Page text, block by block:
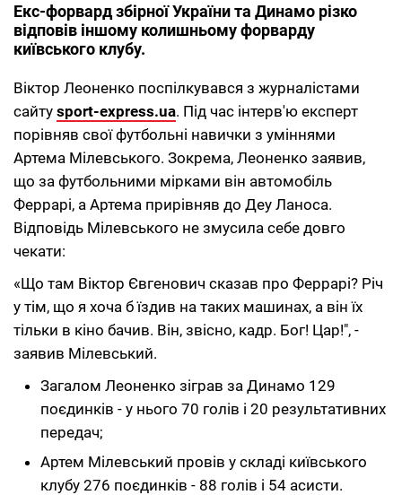
Екс-форвард збірної України та Динамо різко
відповів іншому колишньому форварду
київського клубу.
Віктор Леоненко поспілкувався з журналістами
сайту sport-express.ua. Під час інтерв'ю експерт
порівняв свої футбольні навички з уміннями
Артема Мілевського. Зокрема, Леоненко заявив,
що за футбольними мірками він автомобіль
Феррарі, а Артема прирівняв до Деу Ланоса.
Відповідь Мілевського не змусила себе довго
чекати:
«Що там Віктор Євгенович сказав про Феррарі? Річ
у тім, що я хоча б їздив на таких машинах, а він їх
тільки в кіно бачив. Він, звісно, кадр. Бог! Цар!", -
заявив Мілевський.
Загалом Леоненко зіграв за Динамо 129
поєдинків - у нього 70 голів і 20 результативних
передач;
Артем Мілевський провів у складі київського
клубу 276 поєдинків - 88 голів і 54 асисти.